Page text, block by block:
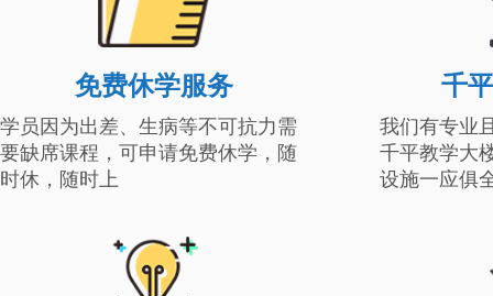
免费休学服务
学员因为出差、生病等不可抗力需
要缺席课程，可申请免费休学，随
时休，随时上
千
我们有专业
千平教学大
设施一应俱